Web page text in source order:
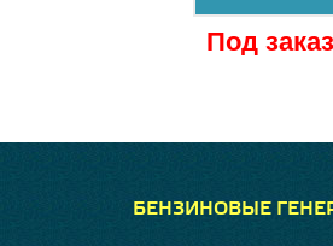
Под заказ
БЕНЗИНОВЫЕ